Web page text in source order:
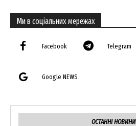
Ми в соціальних мережах
Facebook Telegram
Google NEWS
ОСТАННІ НОВИНИ